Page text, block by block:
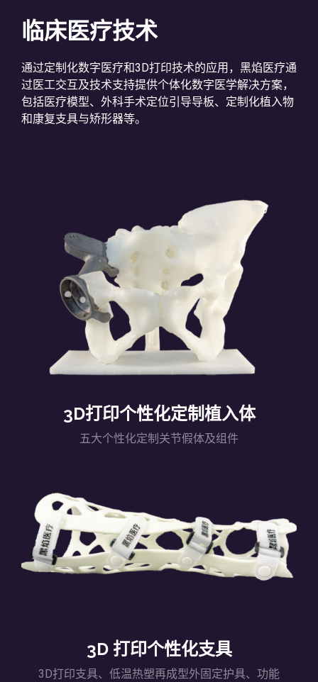
临床医疗技术
通过定制化数字医疗和3D打印技术的应用，黑焰医疗通
过医工交互及技术支持提供个体化数字医学解决方案，
包括医疗模型、外科手术定位引导导板、定制化植入物
和康复支具与矫形器等。
3D打印个性化定制植入体
五大个性化定制关节假体及组件
3D 打印个性化支具
3D打印支具、低温热塑再成型外固定护具、功能